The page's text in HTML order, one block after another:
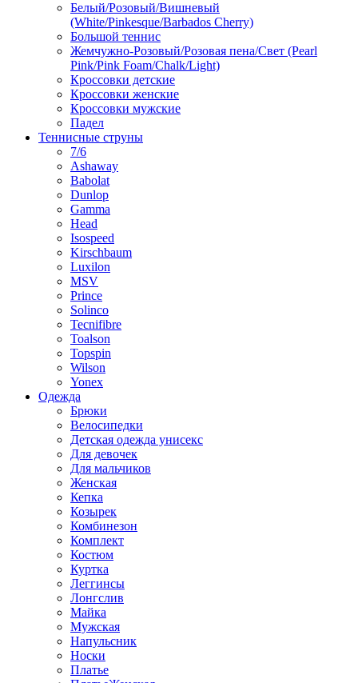
Белый/Розовый/Вишневый
(White/Pinkesque/Barbados Cherry)
Большой теннис
Жемчужно-Розовый/Розовая пена/Свет (Pearl
Pink/Pink Foam/Chalk/Light)
Кроссовки детские
Кроссовки женские
Кроссовки мужские
Падел
Теннисные струны
7/6
Ashaway
Babolat
Dunlop
Gamma
Head
Isospeed
Kirschbaum
Luxilon
MSV
Prince
Solinco
Tecnifibre
Toalson
Topspin
Wilson
Yonex
Одежда
Брюки
Велосипедки
Детская одежда унисекс
Для девочек
Для мальчиков
Женская
Кепка
Козырек
Комбинезон
Комплект
Костюм
Куртка
Леггинсы
Лонгслив
Майка
Мужская
Напульсник
Носки
Платье